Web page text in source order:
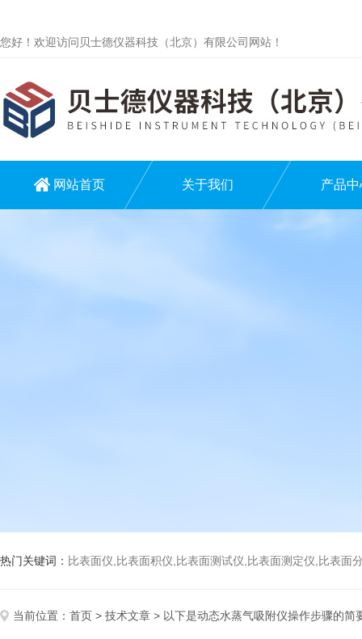
您好！欢迎访问贝士德仪器科技（北京）有限公司网站！
网站首页 关于我们 产品中
热门关键词： 比表面仪,比表面积仪,比表面测试仪,比表面测定仪,比表面分析仪,比表
当前位置： 首页 > 技术文章 > 以下是动态水蒸气吸附仪操作步骤的简